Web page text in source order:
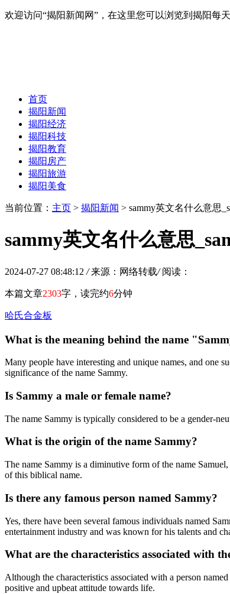
欢迎访问“揭阳新闻网”，在这里您可以浏览到揭阳每
首页
揭阳新闻
揭阳经济
揭阳科技
揭阳教育
揭阳房产
揭阳旅游
揭阳美食
当前位置： 主页 > 揭阳新闻 > sammy英文名什么意思
sammy英文名什么意思
2024-07-27 08:48:12 / 来源：网络转载/ 阅读：
本篇文章2303字，读完约6分钟
哈氏合金板
What is the meaning behind the name
Many people have interesting and unique names, and one
significance of the name Sammy.
Is Sammy a male or female name?
The name Sammy is typically considered to be a gender-
What is the origin of the name Sammy?
The name Sammy is a diminutive form of the name
of this biblical name.
Is there any famous person named Sammy?
Yes, there have been several famous individuals named
entertainment industry and was known for his talents and
What are the characteristics associated with
Although the characteristics associated with a person
positive and upbeat attitude towards life.